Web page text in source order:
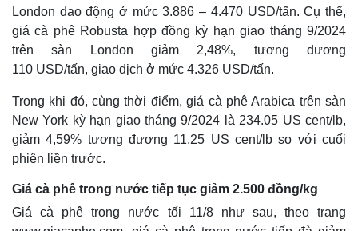
Thế giới
Quan sát
Cuộc sống đó đây
Multimedia
Video
Ảnh
Infographic
London dao động ở mức 3.886 – 4.470 USD/tấn. Cụ thể,
giá cà phê Robusta hợp đồng kỳ hạn giao tháng 9/2024
trên sàn London giảm 2,48%, tương đương
110 USD/tấn, giao dịch ở mức 4.326 USD/tấn.
Trong khi đó, cùng thời điểm, giá cà phê Arabica trên sàn
New York kỳ hạn giao tháng 9/2024 là 234.05 US cent/lb,
giảm 4,59% tương đương 11,25 US cent/lb so với cuối
phiên liền trước.
Giá cà phê trong nước tiếp tục giảm 2.500 đồng/kg
Giá cà phê trong nước tối 11/8 như sau, theo trang